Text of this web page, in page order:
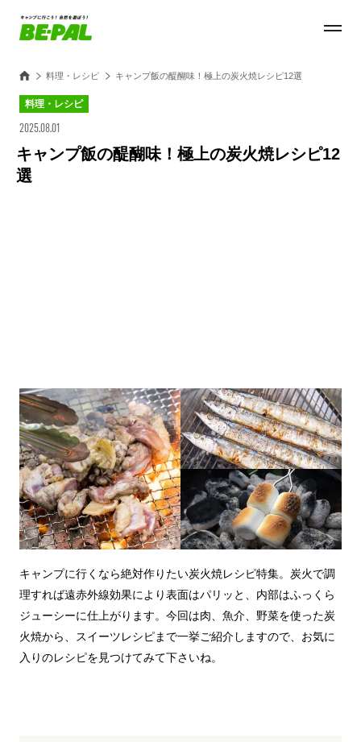
料理・レシピ キャンプ飯の醍醐味！極上の炭火焼レシピ12選
料理・レシピ
2025.08.01
キャンプ飯の醍醐味！極上の炭火焼レシピ12
選
キャンプに行くなら絶対作りたい炭火焼レシピ特集。炭火で調
理すれば遠赤外線効果により表面はパリッと、内部はふっくら
ジューシーに仕上がります。今回は肉、魚介、野菜を使った炭
火焼から、スイーツレシピまで一挙ご紹介しますので、お気に
入りのレシピを見つけてみて下さいね。